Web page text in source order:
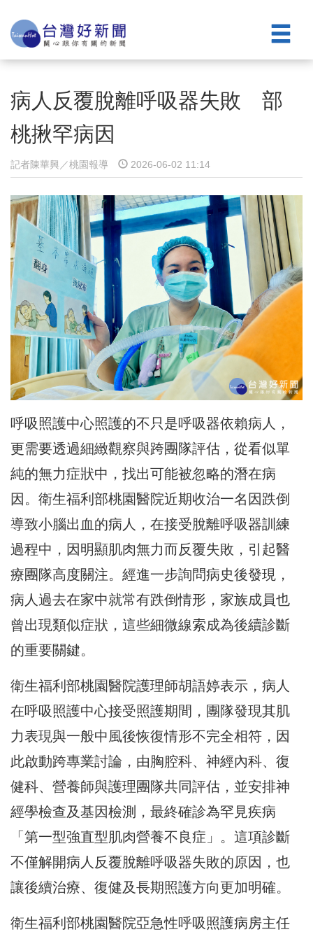
病人反覆脫離呼吸器失敗 部
桃揪罕病因
記者陳華興／桃園報導 2026-06-02 11:14
呼吸照護中心照護的不只是呼吸器依賴病人，
更需要透過細緻觀察與跨團隊評估，從看似單
純的無力症狀中，找出可能被忽略的潛在病
因。衛生福利部桃園醫院近期收治一名因跌倒
導致小腦出血的病人，在接受脫離呼吸器訓練
過程中，因明顯肌肉無力而反覆失敗，引起醫
療團隊高度關注。經進一步詢問病史後發現，
病人過去在家中就常有跌倒情形，家族成員也
曾出現類似症狀，這些細微線索成為後續診斷
的重要關鍵。
衛生福利部桃園醫院護理師胡語婷表示，病人
在呼吸照護中心接受照護期間，團隊發現其肌
力表現與一般中風後恢復情形不完全相符，因
此啟動跨專業討論，由胸腔科、神經內科、復
健科、營養師與護理團隊共同評估，並安排神
經學檢查及基因檢測，最終確診為罕見疾病
「第一型強直型肌肉營養不良症」。這項診斷
不僅解開病人反覆脫離呼吸器失敗的原因，也
讓後續治療、復健及長期照護方向更加明確。
衛生福利部桃園醫院亞急性呼吸照護病房主任